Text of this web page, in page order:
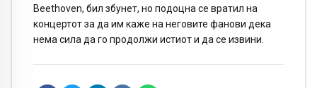
Beethoven, бил збунет, но подоцна се вратил на
концертот за да им каже на неговите фанови дека
нема сила да го продолжи истиот и да се извини.